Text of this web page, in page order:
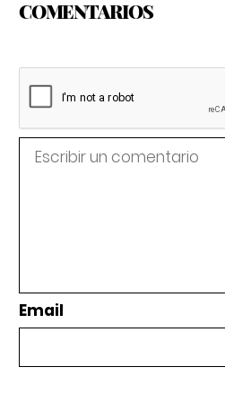
COMENTARIOS
Email